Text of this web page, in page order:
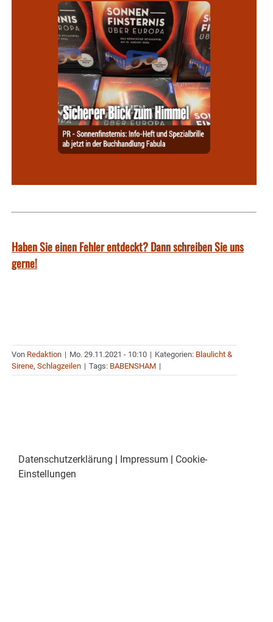
Haben Sie einen Fehler entdeckt? Dann schreiben Sie uns
gerne!
Von Redaktion | Mo. 29.11.2021 - 10:10 | Kategorien: Blaulicht &
Sirene, Schlagzeilen | Tags: BABENSHAM |
Datenschutzerklärung Impressum
Cookie-
Einstellungen